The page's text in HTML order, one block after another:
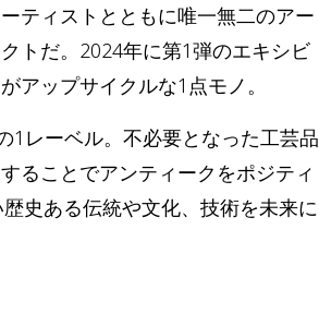
ティストとともに唯一無二のアー
トだ。2024年に第1弾のエキシビ
アップサイクルな1点モノ。
1レーベル。不必要となった工芸品
ることでアンティークをポジティ
史ある伝統や文化、技術を未来に